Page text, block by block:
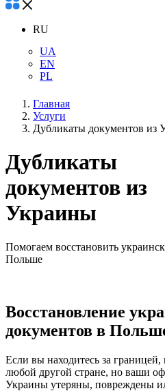
RU
UA
EN
PL
Главная
Услуги
Дубликаты документов из
Дубликаты
документов из
Украины
Помогаем восстановить
Польше
Восстановление
документов в
Если вы находитесь за
любой другой стране, но ваши
Украины утеряны, повреждены